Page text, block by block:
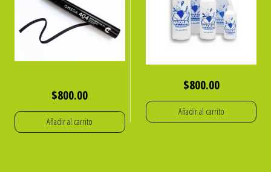
$800.00
Añadir al carrito
$800.00
Añadir al carrito